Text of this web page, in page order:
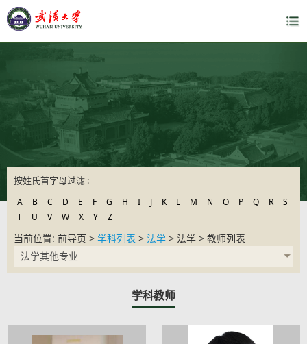
按姓氏首字母过滤 :
A B C D E F G H I J K L M N O P Q R
S
T
U V W X Y Z
当前位置: 前导页 > 学科列表 > 法学 > 法学 > 教师列表
法学其他专业
学科教师